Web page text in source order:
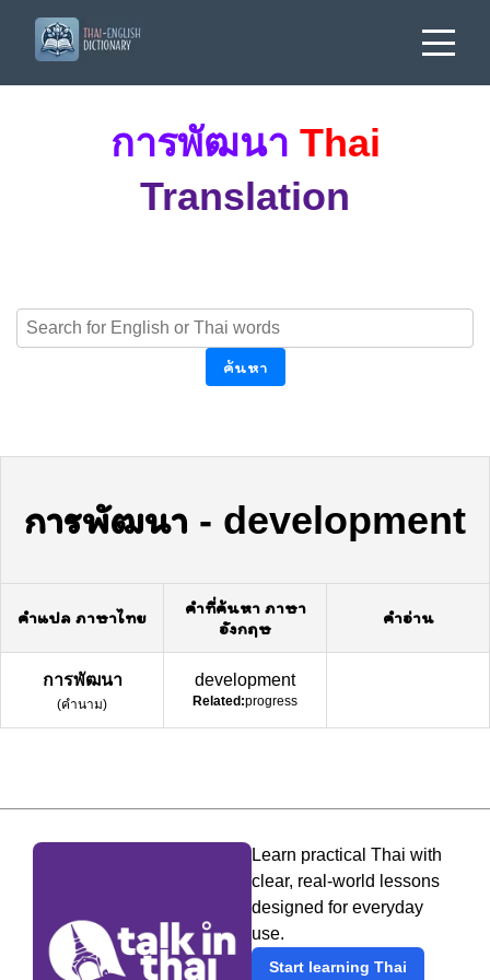
การพัฒนา Thai
Translation
ค้นหา
การพัฒนา - development
คำแปล ภาษาไทย
คำที่ค้นหา ภาษา
อังกฤษ
คำอ่าน
การพัฒนา
(คำนาม)
development
Related:progress
Learn practical Thai with
clear, real-world lessons
designed for everyday
use.
Start learning Thai